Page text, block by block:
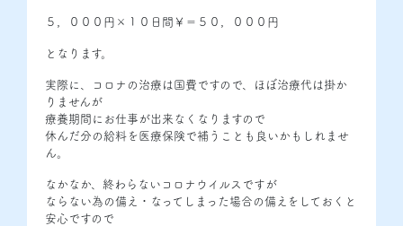
５，０００円×１０日間￥＝５０，０００円
となります。
実際に、コロナの治療は国費ですので、ほぼ治療代は掛か
りませんが
療養期間にお仕事が出来なくなりますので
休んだ分の給料を医療保険で補うことも良いかもしれませ
ん。
なかなか、終わらないコロナウイルスですが
ならない為の備え・なってしまった場合の備えをしておくと
安心ですので